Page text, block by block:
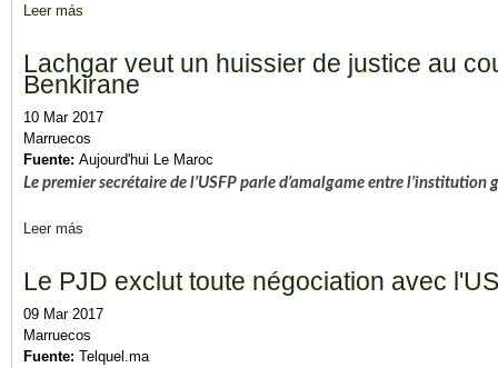
Leer más
Lachgar veut un huissier de justice au
Benkirane
10 Mar 2017
Marruecos
Fuente: Aujourd'hui Le Maroc
Le premier secrétaire de l’USFP parle d’amalgame entre l’institution
Leer más
Le PJD exclut toute négociation avec
09 Mar 2017
Marruecos
Fuente: Telquel.ma